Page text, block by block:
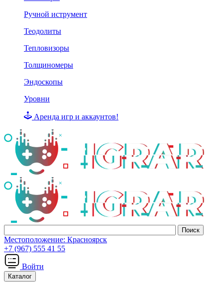
Ручной иструмент
Теодолиты
Тепловизоры
Толщиномеры
Эндоскопы
Уровни
Аренда игр и аккаунтов!
Местоположение: Красноярск
+7 (967) 555 41 55
Войти
Каталог